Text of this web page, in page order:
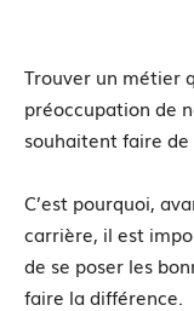
Trouver un métier
préoccupation de
souhaitent faire
C’est pourquoi,
carrière, il est
de se poser les
faire la différence.